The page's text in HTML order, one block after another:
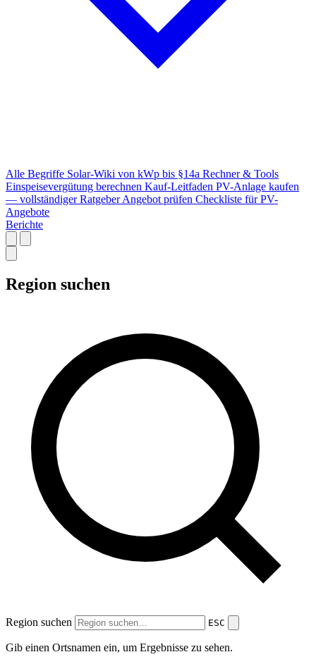
Alle Begriffe Solar-Wiki von kWp bis §14a Rechner & Tools
Einspeisevergütung berechnen Kauf-Leitfaden PV-Anlage kaufen
— vollständiger Ratgeber Angebot prüfen Checkliste für PV-
Angebote
Berichte
Region suchen
Region suchen ESC
Gib einen Ortsnamen ein, um Ergebnisse zu sehen.